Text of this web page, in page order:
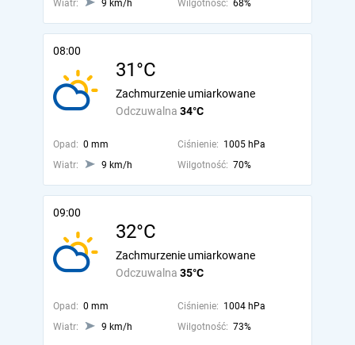
Wiatr: 9 km/h Wilgotność: 68%
08:00
31°C
Odczuwalna 34°C
Zachmurzenie umiarkowane
Opad: 0 mm Ciśnienie: 1005 hPa
Wiatr:
9 km/h Wilgotność: 70%
09:00
32°C
Odczuwalna 35°C
Zachmurzenie umiarkowane
Opad: 0 mm Ciśnienie: 1004 hPa
Wiatr:
9 km/h Wilgotność: 73%